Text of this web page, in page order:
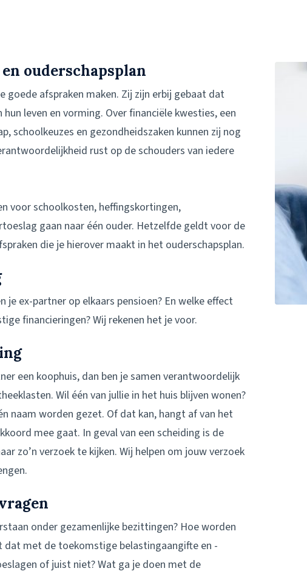
ouderschapsplan
goede afspraken maken. Zij zijn erbij gebaat dat
leven en vorming. Over financiële kwesties, een
schoolkeuzes en gezondheidszaken kunnen zij nog
rust op de schouders van iedere
voor schoolkosten, heffingskortingen,
gaan naar één ouder. Hetzelfde geldt voor de
die je hierover maakt in het ouderschapsplan.
je ex-partner op elkaars pensioen? En welke effect
financieringen? Wij rekenen het je voor.
een koophuis, dan ben je samen verantwoordelijk
Wil één van jullie in het huis blijven wonen?
naam worden gezet. Of dat kan, hangt af van het
mee gaat. In geval van een scheiding is de
zo’n verzoek te kijken. Wij helpen om jouw verzoek
onder gezamenlijke bezittingen? Hoe worden
dat met de toekomstige belastingaangifte en -
of juist niet? Wat ga je doen met de